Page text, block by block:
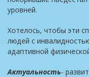
уровней.
Хотелось, чтобы эти
людей с
адаптивной
Актуальность-